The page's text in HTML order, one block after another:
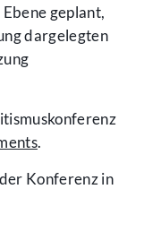
geplant,
dargelegten
.
Konferenz in